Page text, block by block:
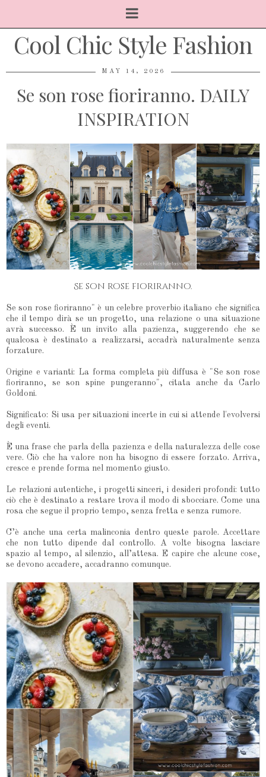
Cool Chic Style Fashion
MAY 14, 2026
Se son rose fioriranno. DAILY
INSPIRATION
Se son rose fioriranno.
Se son rose fioriranno" è un celebre proverbio italiano che significa
che il tempo dirà se un progetto, una relazione o una situazione
avrà successo. È un invito alla pazienza, suggerendo che se
qualcosa è destinato a realizzarsi, accadrà naturalmente senza
forzature.
Origine e varianti: La forma completa più diffusa è "Se son rose
fioriranno, se son spine pungeranno", citata anche da Carlo
Goldoni.
Significato: Si usa per situazioni incerte in cui si attende l'evolversi
degli eventi.
È una frase che parla della pazienza e della naturalezza delle cose
vere. Ciò che ha valore non ha bisogno di essere forzato. Arriva,
cresce e prende forma nel momento giusto.
Le relazioni autentiche, i progetti sinceri, i desideri profondi: tutto
ciò che è destinato a restare trova il modo di sbocciare. Come una
rosa che segue il proprio tempo, senza fretta e senza rumore.
C’è anche una certa malinconia dentro queste parole. Accettare
che non tutto dipende dal controllo. A volte bisogna lasciare
spazio al tempo, al silenzio, all’attesa. E capire che alcune cose,
se devono accadere, accadranno comunque.